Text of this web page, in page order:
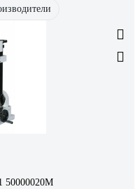
50000020M